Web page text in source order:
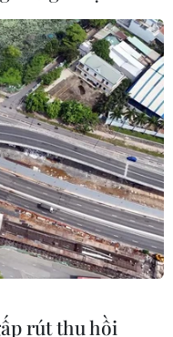
kêu
siết
với
rút thu hồi